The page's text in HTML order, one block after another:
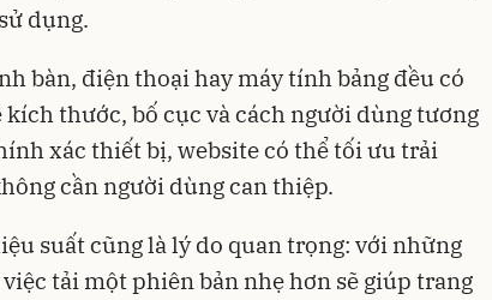
dụng.
bàn, điện thoại hay máy tính bảng đều có
kích thước, bố cục và cách người dùng tương
xác thiết bị, website có thể tối ưu trải
cần người dùng can thiệp.
suất cũng là lý do quan trọng: với những
tải một phiên bản nhẹ hơn sẽ giúp trang